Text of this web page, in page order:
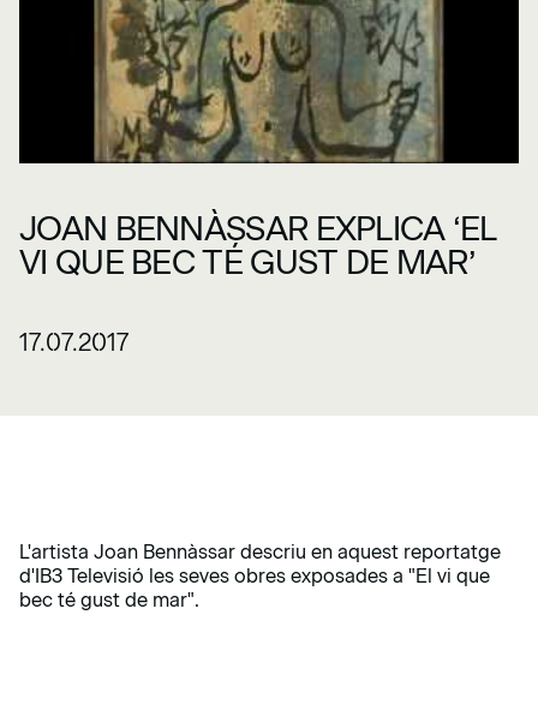
JOAN BENNÀSSAR EXPLICA ‘EL
VI QUE BEC TÉ GUST DE MAR’
17.07.2017
L'artista Joan Bennàssar descriu en aquest reportatge
d'IB3 Televisió les seves obres exposades a "El vi que
bec té gust de mar".